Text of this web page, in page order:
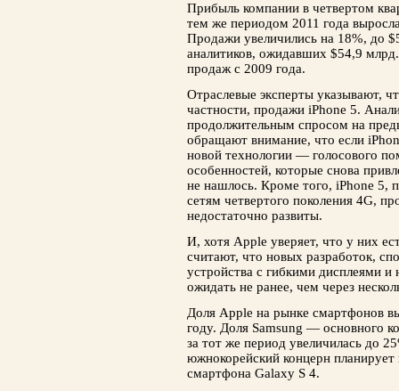
Прибыль компании в четвертом
тем же периодом 2011 года
Продажи увеличились на 18%, до
аналитиков, ожидавших $54,9
продаж с 2009 года.
Отраслевые эксперты указывают,
частности, продажи iPhone 5.
продолжительным спросом на
обращают внимание, что если
новой технологии — голосового
особенностей, которые снова
не нашлось. Кроме того, iPhone 5,
сетям четвертого поколения 4G,
недостаточно развиты.
И, хотя Apple уверяет, что у них
считают, что новых разработок,
устройства с гибкими дисплеями
ожидать не ранее, чем через
Доля Apple на рынке смартфонов
году. Доля Samsung — основного
за тот же период увеличилась до
южнокорейский концерн
смартфона Galaxy S 4.